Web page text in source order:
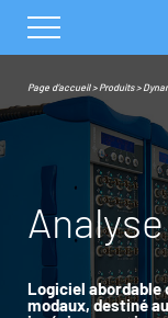
Page d’accueil>Produits>
Analyse
Logiciel
modaux, destiné